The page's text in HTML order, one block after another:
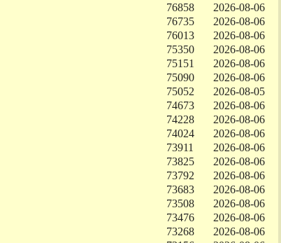
76858
2026-08-06
76735
2026-08-06
76013
2026-08-06
75350
2026-08-06
75151
2026-08-06
75090
2026-08-06
75052
2026-08-05
74673
2026-08-06
74228
2026-08-06
74024
2026-08-06
73911
2026-08-06
73825
2026-08-06
73792
2026-08-06
73683
2026-08-06
73508
2026-08-06
73476
2026-08-06
73268
2026-08-06